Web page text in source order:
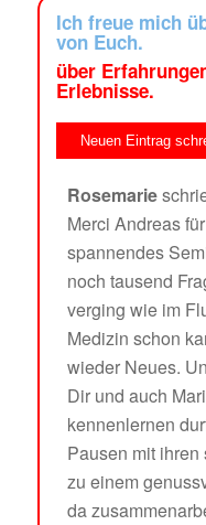
Ich freue mich
von Euch.
über
Erlebnisse.
Rosemarie
Merci Andreas
spannendes
noch tausend
verging wie im
Medizin schon
wieder Neues.
Dir und auch
kennenlernen
Pausen mit
zu einem
da